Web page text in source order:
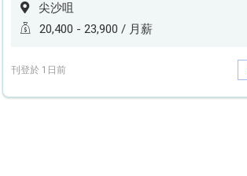
尖沙咀
20,400 - 23,900 / 月薪
刊登於 1日前